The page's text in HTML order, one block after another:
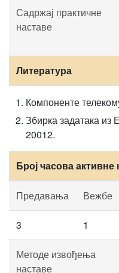
Садржај практичне
наставе
Литература
Компоненте
Збирка задатака
20012.
Број часова
Предавања Вежбе
3 1
Методе извођења
наставе